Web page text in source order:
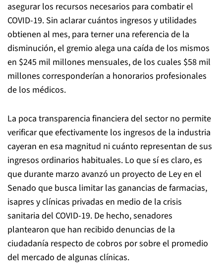
asegurar los recursos necesarios para combatir el
COVID-19. Sin aclarar cuántos ingresos y utilidades
obtienen al mes, para terner una referencia de la
disminución, el gremio alega una caída de los mismos
en $245 mil millones mensuales, de los cuales $58 mil
millones corresponderían a honorarios profesionales
de los médicos.
La poca transparencia financiera del sector no permite
verificar que efectivamente los ingresos de la industria
cayeran en esa magnitud ni cuánto representan de sus
ingresos ordinarios habituales. Lo que sí es claro, es
que durante marzo avanzó un proyecto de Ley en el
Senado que busca limitar las ganancias de farmacias,
isapres y clínicas privadas en medio de la crisis
sanitaria del COVID-19. De hecho, senadores
plantearon que han recibido denuncias de la
ciudadanía respecto de cobros por sobre el promedio
del mercado de algunas clínicas.